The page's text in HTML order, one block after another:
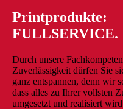
Printprodukte:
FULLSERVICE.
Durch unsere
Zuverlässigkeit dürfen Sie
ganz entspannen, denn wir
dass alles zu Ihrer vollsten
umgesetzt und realisiert